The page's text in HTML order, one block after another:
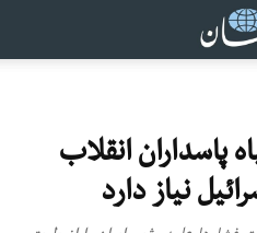
پاسداران انقلاب
نیاز دارد